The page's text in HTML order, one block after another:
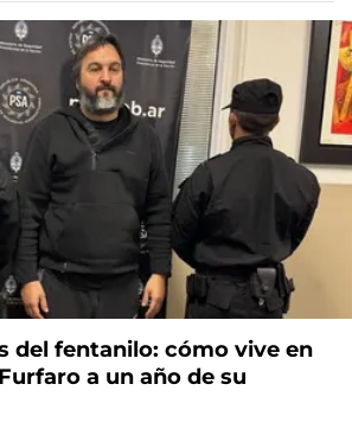
del fentanilo: cómo vive en
a un año de su